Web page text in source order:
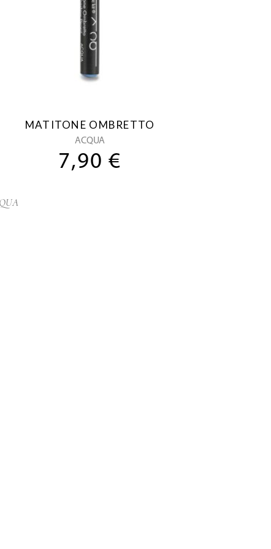
MATITONE OMBRETTO
ACQUA
7,90€